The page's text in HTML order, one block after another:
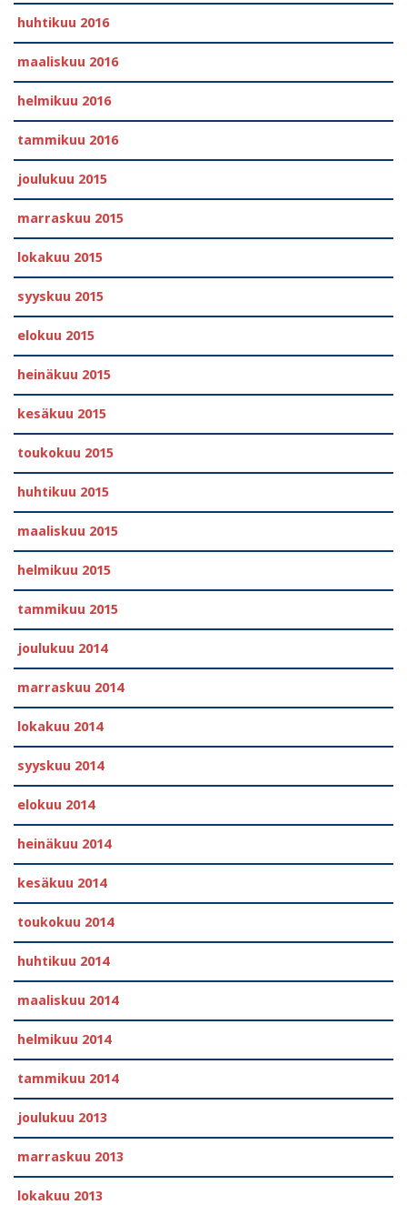
huhtikuu 2016
maaliskuu 2016
helmikuu 2016
tammikuu 2016
joulukuu 2015
marraskuu 2015
lokakuu 2015
syyskuu 2015
elokuu 2015
heinäkuu 2015
kesäkuu 2015
toukokuu 2015
huhtikuu 2015
maaliskuu 2015
helmikuu 2015
tammikuu 2015
joulukuu 2014
marraskuu 2014
lokakuu 2014
syyskuu 2014
elokuu 2014
heinäkuu 2014
kesäkuu 2014
toukokuu 2014
huhtikuu 2014
maaliskuu 2014
helmikuu 2014
tammikuu 2014
joulukuu 2013
marraskuu 2013
lokakuu 2013